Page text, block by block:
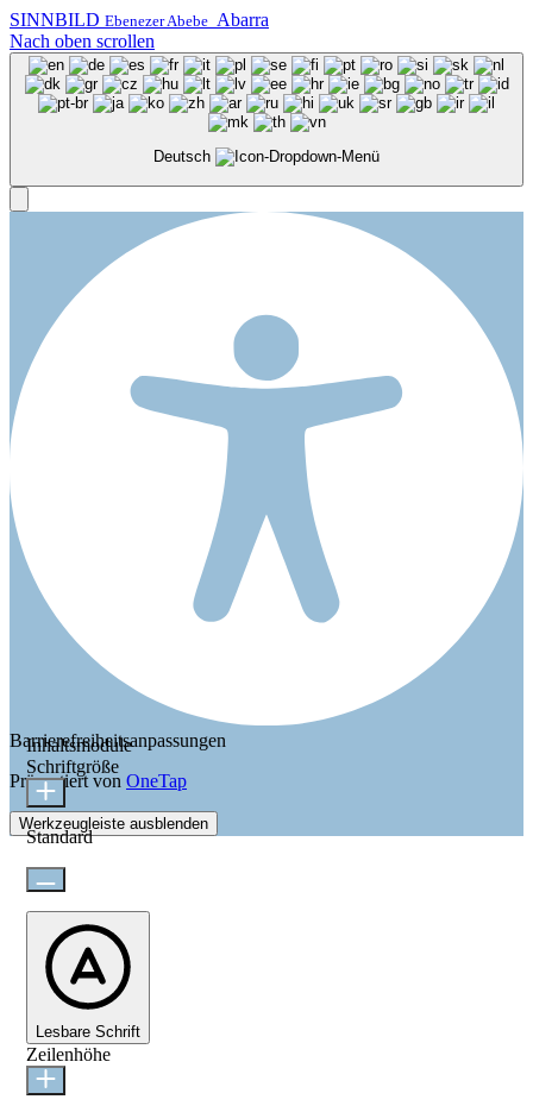
SINNBILD Ebenezer Abebe Abarra
Nach oben scrollen
Deutsch
Barrierefreiheitsanpassungen
Präsentiert von OneTap
Werkzeugleiste ausblenden
Inhaltsmodule
Schriftgröße
Standard
Lesbare Schrift
Zeilenhöhe